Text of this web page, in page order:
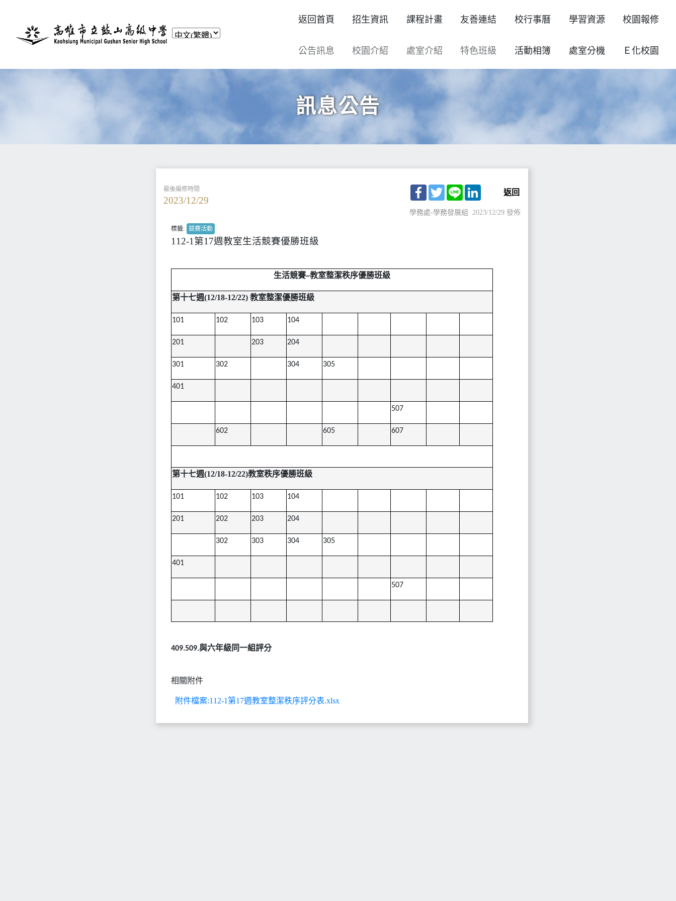
返回首頁 招生資訊 課程計畫 友善連結 校行事曆 學習資源 校園報修
公告訊息 校園介紹 處室介紹 特色班級 活動相簿 處室分機 Ｅ化校園
訊息公告
最後編修時間
2023/12/29
Facebook
TwitterLine LinkedIn返回
學務處-學務發展組 2023/12/29 發佈
標籤: 競賽活動
112-1第17週教室生活競賽優勝班級
生活競賽~教室整潔秩序優勝班級
第十七週(12/18-12/22) 教室整潔優勝班級
101 102 103 104
201 203 204
301 302 304 305
401
507
602 605 607
第十七週(12/18-12/22)教室秩序優勝班級
101 102 103 104
201 202 203 204
302 303 304 305
401
507
409.509.與六年級同一組評分
相關附件
附件檔案:112-1第17週教室整潔秩序評分表.xlsx